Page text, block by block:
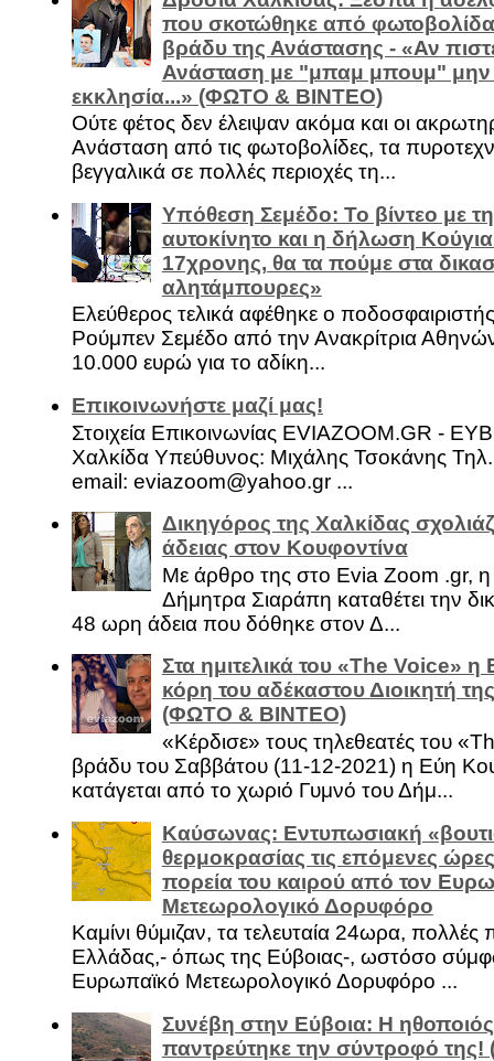
που σκοτώθηκε από φωτοβολίδα
βράδυ της Ανάστασης - «Αν
Ανάσταση με "μπαμ μπουμ" μην
εκκλησία...» (ΦΩΤΟ & ΒΙΝΤΕΟ)
Ούτε φέτος δεν έλειψαν ακόμα και οι
Ανάσταση από τις φωτοβολίδες, τα
βεγγαλικά σε πολλές περιοχές τη...
Υπόθεση Σεμέδο: Το βίντεο με
αυτοκίνητο και η δήλωση
17χρονης, θα τα πούμε στα
αλητάμπουρες»
Ελεύθερος τελικά αφέθηκε ο
Ρούμπεν Σεμέδο από την Ανακρίτρια
10.000 ευρώ για το αδίκη...
Επικοινωνήστε μαζί μας!
Στοιχεία Επικοινωνίας EVIAZOOM.GR -
Χαλκίδα Υπεύθυνος: Μιχάλης Τσοκάνης
email: eviazoom@yahoo.gr ...
Δικηγόρος της Χαλκίδας
άδειας στον Κουφοντίνα
Με άρθρο της στο Evia Zoom .gr,
Δήμητρα Σιαράπη καταθέτει την
48 ωρη άδεια που δόθηκε στον Δ...
Στα ημιτελικά του «The Voice»
κόρη του αδέκαστου Διοικητή
(ΦΩΤΟ & ΒΙΝΤΕΟ)
«Κέρδισε» τους τηλεθεατές του
βράδυ του Σαββάτου (11-12-2021) η Εύη
κατάγεται από το χωριό Γυμνό του Δήμ...
Καύσωνας: Εντυπωσιακή
θερμοκρασίας τις επόμενες
πορεία του καιρού από τον
Μετεωρολογικό Δορυφόρο
Καμίνι θύμιζαν, τα τελευταία 24ωρα, πολλές
Ελλάδας,- όπως της Εύβοιας-, ωστόσο
Ευρωπαϊκό Μετεωρολογικό Δορυφόρο ...
Συνέβη στην Εύβοια: Η
παντρεύτηκε την σύντροφό